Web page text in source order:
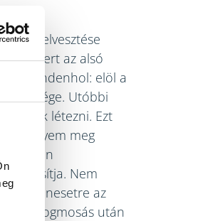
újbóli elvesztése
mert az alsó
mindenhol: elöl a
drót vége. Utóbbi
tudok létezni. Ezt
ne egyem meg
minden
és hasítja. Nem
mindenesetre az
és fogmosás után